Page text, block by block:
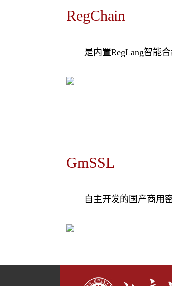
RegChain
是内置RegLang智能
GmSSL
自主开发的国产商用